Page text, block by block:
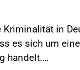
Kriminalität in
es sich um
handelt.…